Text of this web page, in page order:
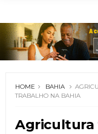
HOME BAHIA
TRABALHO NA BAHIA
Agricultura